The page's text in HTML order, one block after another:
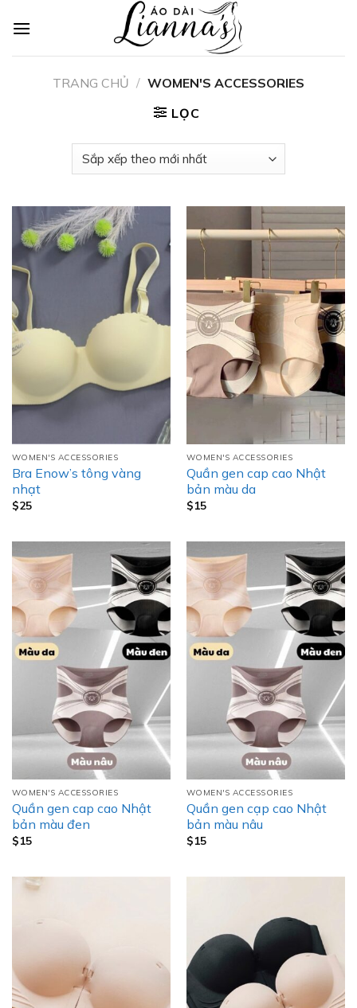
TRANG CHỦ / WOMEN'S ACCESSORIES
LỌC
WOMEN'S ACCESSORIES
Bra Enow’s tông vàng
nhạt
$25
WOMEN'S ACCESSORIES
Quần gen cap cao Nhật
bản màu da
$15
WOMEN'S ACCESSORIES
Quần gen cap cao Nhật
bản màu đen
$15
WOMEN'S ACCESSORIES
Quần gen cạp cao Nhật
bản màu nâu
$15